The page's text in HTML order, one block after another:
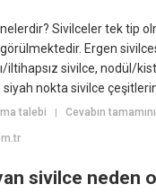
Sivilceler tek tip
Ergen
iltihapsız sivilce, nodül/
nokta sivilce
talebi |Cevabın
sivilce neden